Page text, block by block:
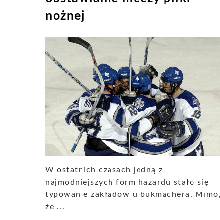
nożnej
W ostatnich czasach jedną z
najmodniejszych form hazardu stało się
typowanie zakładów u bukmachera.
że ...